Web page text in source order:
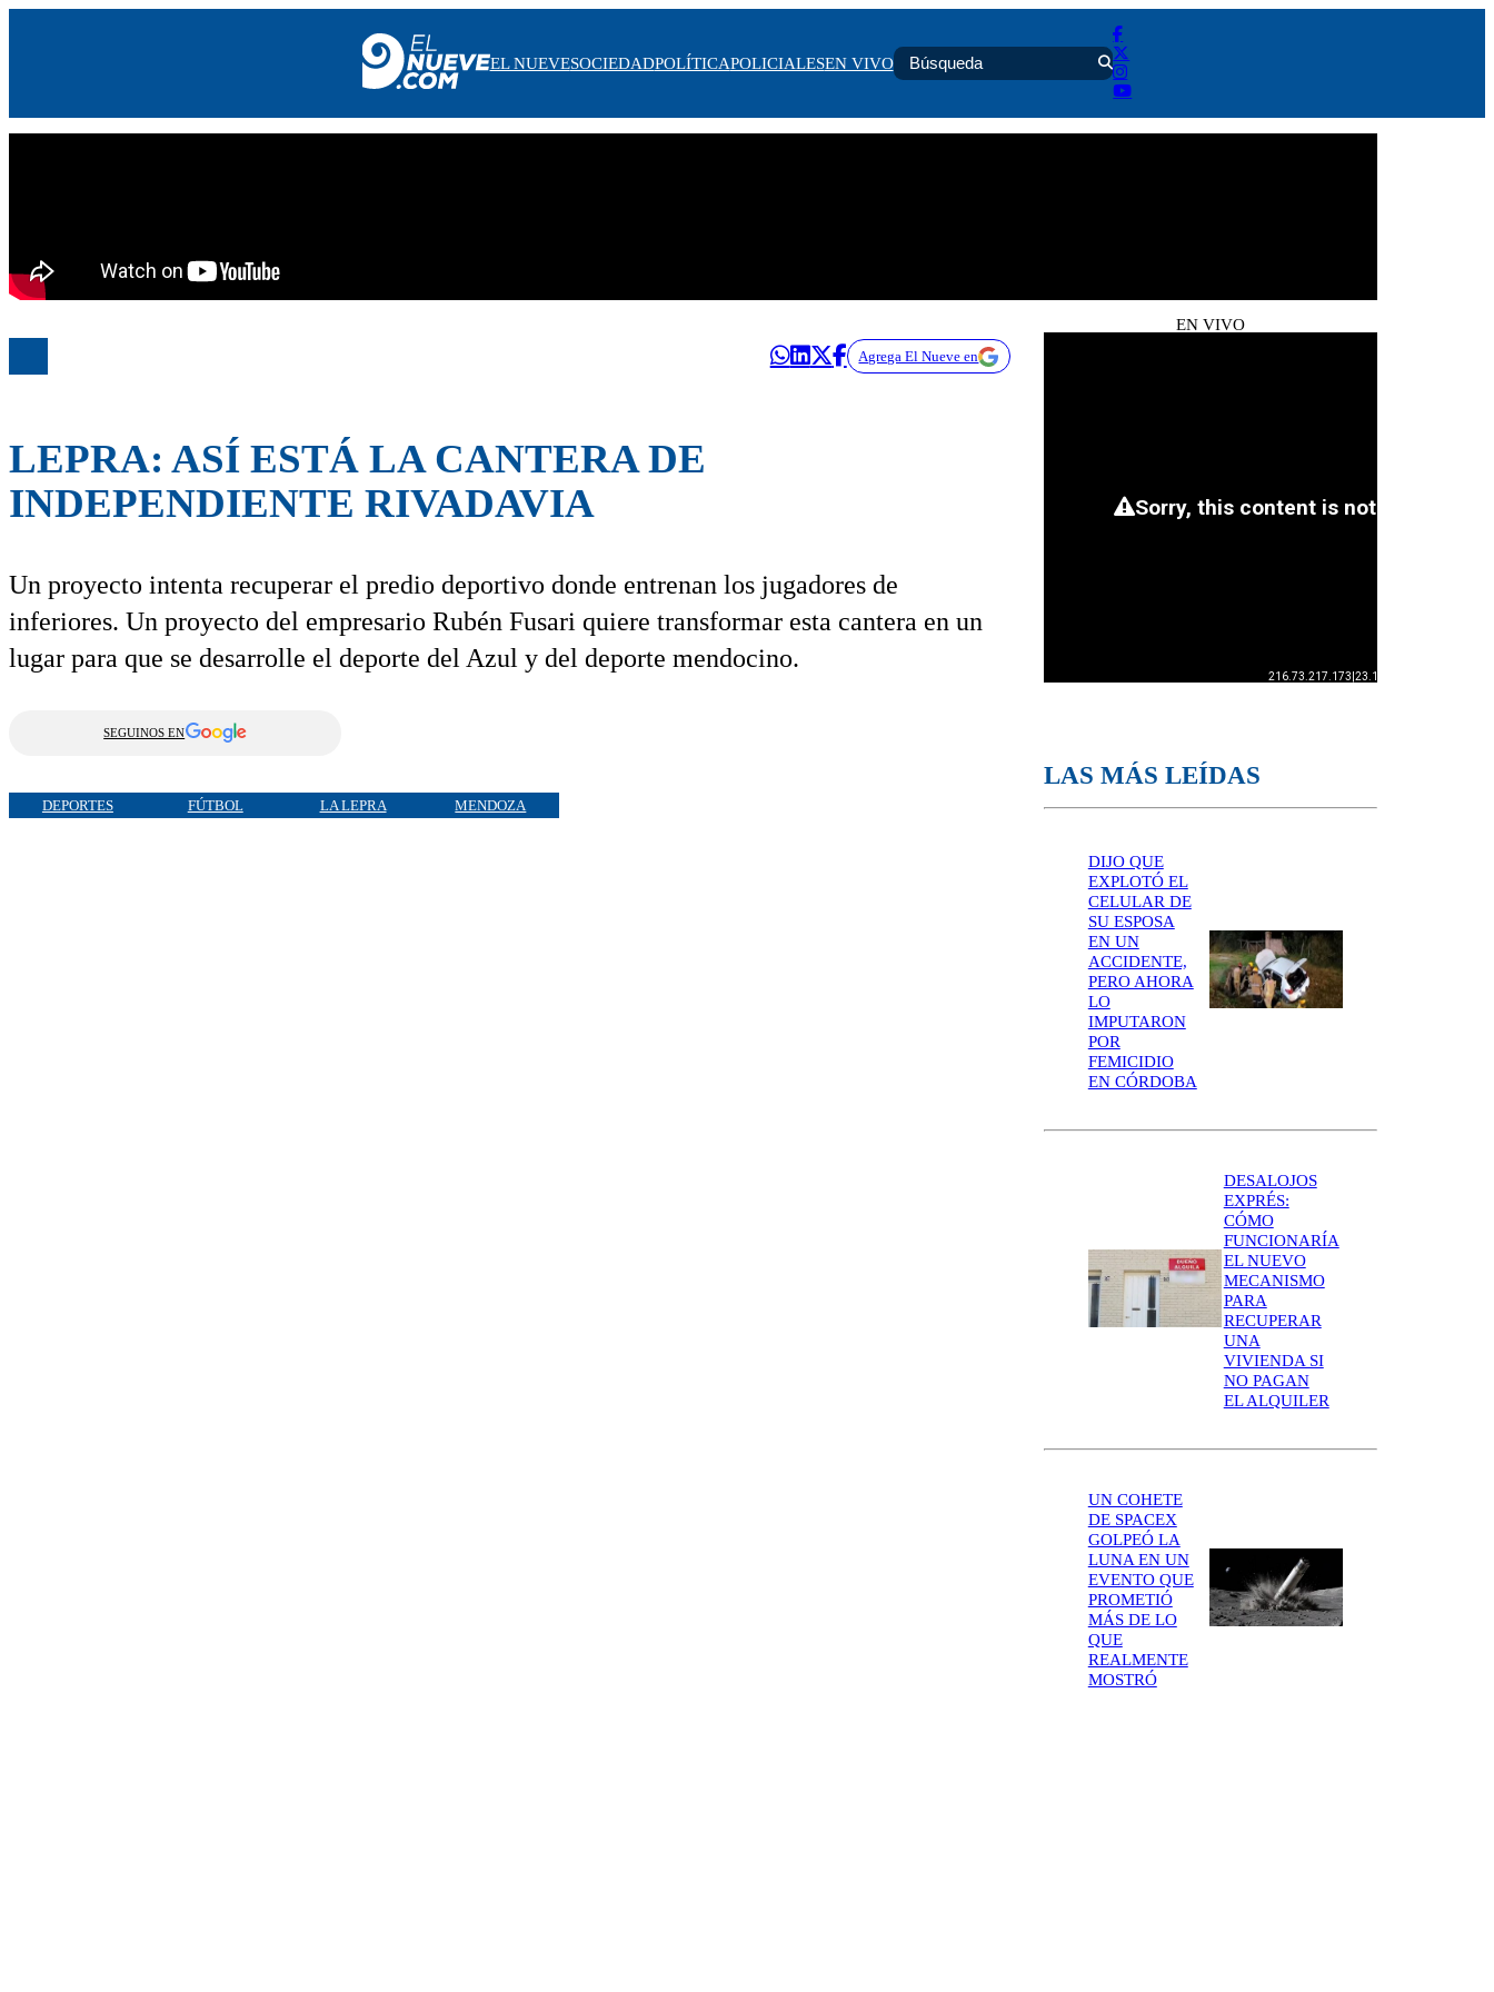
EN VIVO
EL NUEVESOCIEDADPOLÍTICAPOLICIALESEN VIVO
Agrega El Nueve en
LEPRA: ASÍ ESTÁ LA CANTERA DE
INDEPENDIENTE RIVADAVIA
Un proyecto intenta recuperar el predio deportivo donde entrenan los jugadores de
inferiores. Un proyecto del empresario Rubén Fusari quiere transformar esta cantera en un
lugar para que se desarrolle el deporte del Azul y del deporte mendocino.
SEGUINOS EN
DEPORTES FÚTBOL LA LEPRA MENDOZA
EN VIVO
LAS MÁS LEÍDAS
DIJO QUE
EXPLOTÓ EL
CELULAR DE
SU ESPOSA
EN UN
ACCIDENTE,
PERO AHORA
LO
IMPUTARON
POR
FEMICIDIO
EN CÓRDOBA
DESALOJOS
EXPRÉS:
CÓMO
FUNCIONARÍA
EL NUEVO
MECANISMO
PARA
RECUPERAR
UNA
VIVIENDA SI
NO PAGAN
EL ALQUILER
UN COHETE
DE SPACEX
GOLPEÓ LA
LUNA EN UN
EVENTO QUE
PROMETIÓ
MÁS DE LO
QUE
REALMENTE
MOSTRÓ